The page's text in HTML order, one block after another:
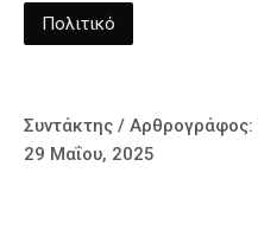
Πολιτικό
Συντάκτης / Αρθρογράφος:
29 Μαΐου, 2025